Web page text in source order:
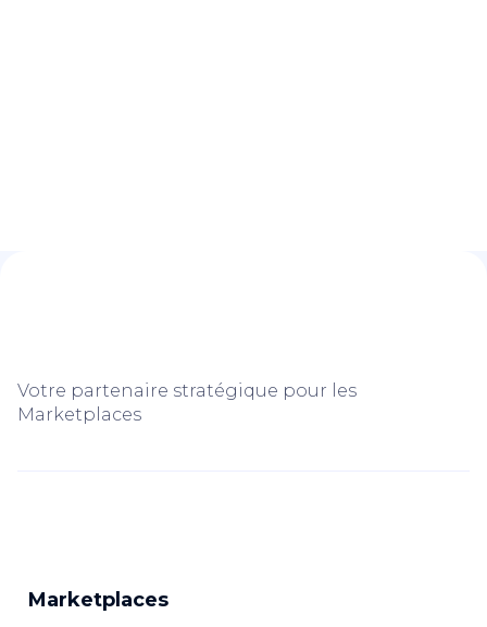
Votre partenaire stratégique pour les
Marketplaces
Marketplaces